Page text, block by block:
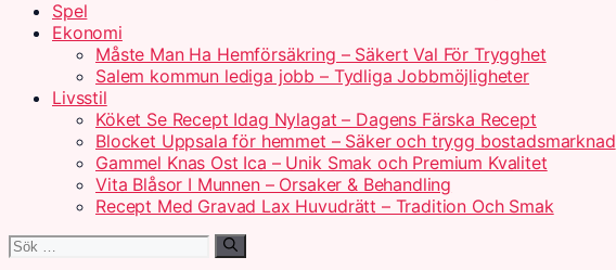
Spel
Ekonomi
Måste Man Ha Hemförsäkring – Säkert Val För Trygghet
Salem kommun lediga jobb – Tydliga Jobbmöjligheter
Livsstil
Köket Se Recept Idag Nylagat – Dagens Färska Recept
Blocket Uppsala för hemmet – Säker och trygg bostadsmarknad
Gammel Knas Ost Ica – Unik Smak och Premium Kvalitet
Vita Blåsor I Munnen – Orsaker & Behandling
Recept Med Gravad Lax Huvudrätt – Tradition Och Smak
Sök